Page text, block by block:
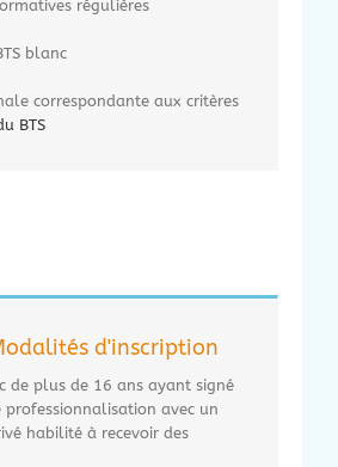
régulières
blanc
correspondante aux critères
BTS
d'inscription
de plus de 16 ans ayant signé
professionnalisation avec un
habilité à recevoir des